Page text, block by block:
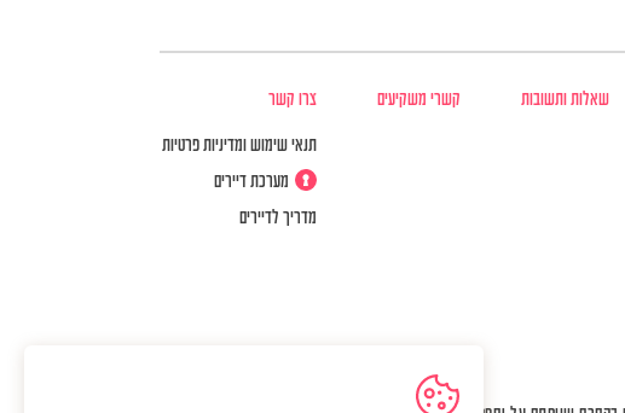
שאלות ותשובות קשרי משקיעים צרו קשר
תנאי שימוש ומדיניות פרטיות
מערכת דיירים
מדריך לדיירים